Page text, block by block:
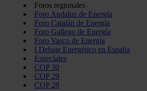
Foros regionales
Foro Andaluz de Energía
Foro Catalán de Energía
Foro Gallego de Energía
Foro Vasco de Energía
I Debate Energético en España
Especiales
COP 30
COP 29
COP 28